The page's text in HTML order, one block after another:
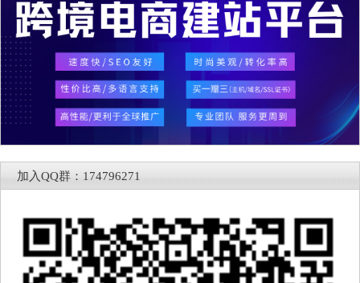
加入QQ群：174796271